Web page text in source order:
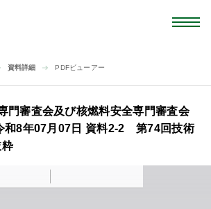
資料詳細 PDFビューアー
門審査会及び核燃料安全専門審査会
和8年07月07日 資料2-2 第74回技術